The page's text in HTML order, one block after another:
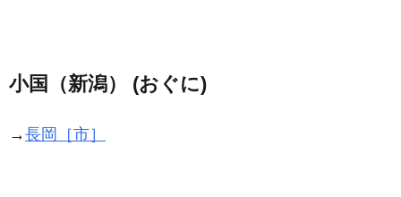
小国（新潟） (おぐに)
→長岡［市］